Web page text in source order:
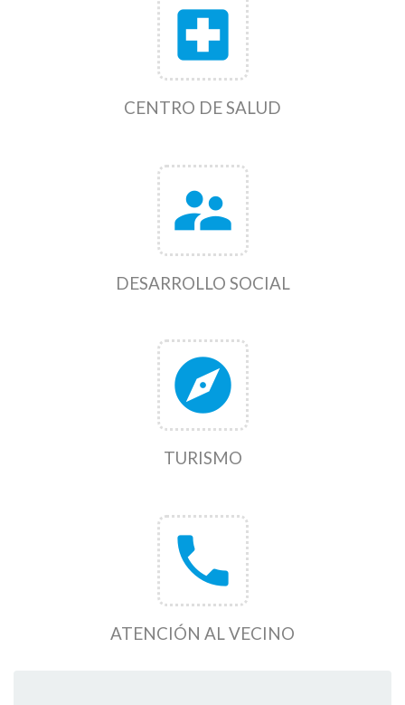
local_hospital
CENTRO DE SALUD
supervisor_account
DESARROLLO SOCIAL
explore
TURISMO
phone
ATENCIÓN AL VECINO